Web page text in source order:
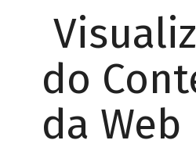
do
da Web